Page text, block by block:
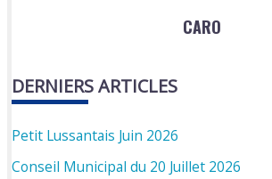
CARO
DERNIERS ARTICLES
Petit Lussantais Juin 2026
Conseil Municipal du 20 Juillet 2026